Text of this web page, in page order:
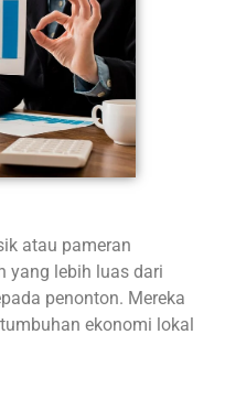
atau pameran
yang lebih luas dari
penonton. Mereka
ekonomi lokal